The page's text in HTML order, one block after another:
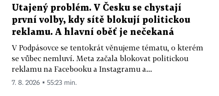
Utajený problém. V Česku se chystají
první volby, kdy sítě blokují politickou
reklamu. A hlavní oběť je nečekaná
V Podpásovce se tentokrát věnujeme tématu, o kterém
se vůbec nemluví. Meta začala blokovat politickou
reklamu na Facebooku a Instagramu a...
7. 8. 2026 ▪ 55:23 min.